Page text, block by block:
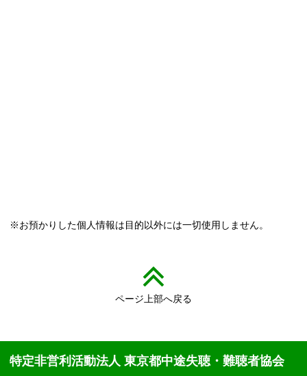
※お預かりした個人情報は目的以外には一切使用しません。
ページ上部へ戻る
特定非営利活動法人 東京都中途失聴・難聴者協会